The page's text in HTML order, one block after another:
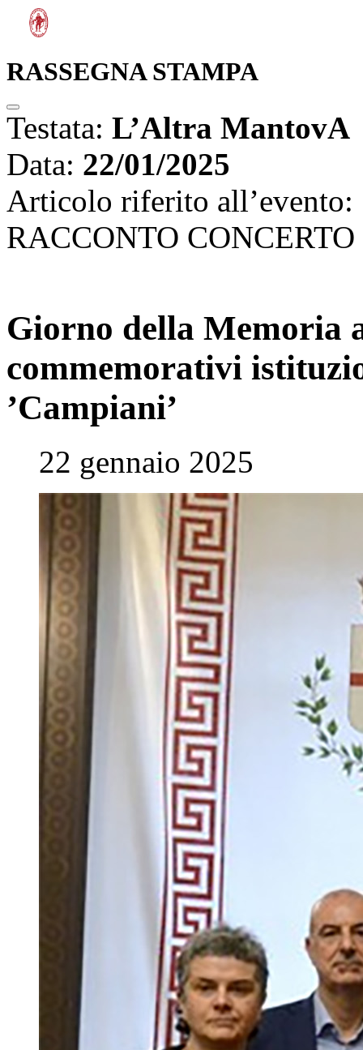
RASSEGNA STAMPA
Testata: L’Altra MantovA
Data: 22/01/2025
Articolo riferito all’evento:
RACCONTO
Giorno della Memoria
commemorativi
’Campiani’
22 gennaio 2025